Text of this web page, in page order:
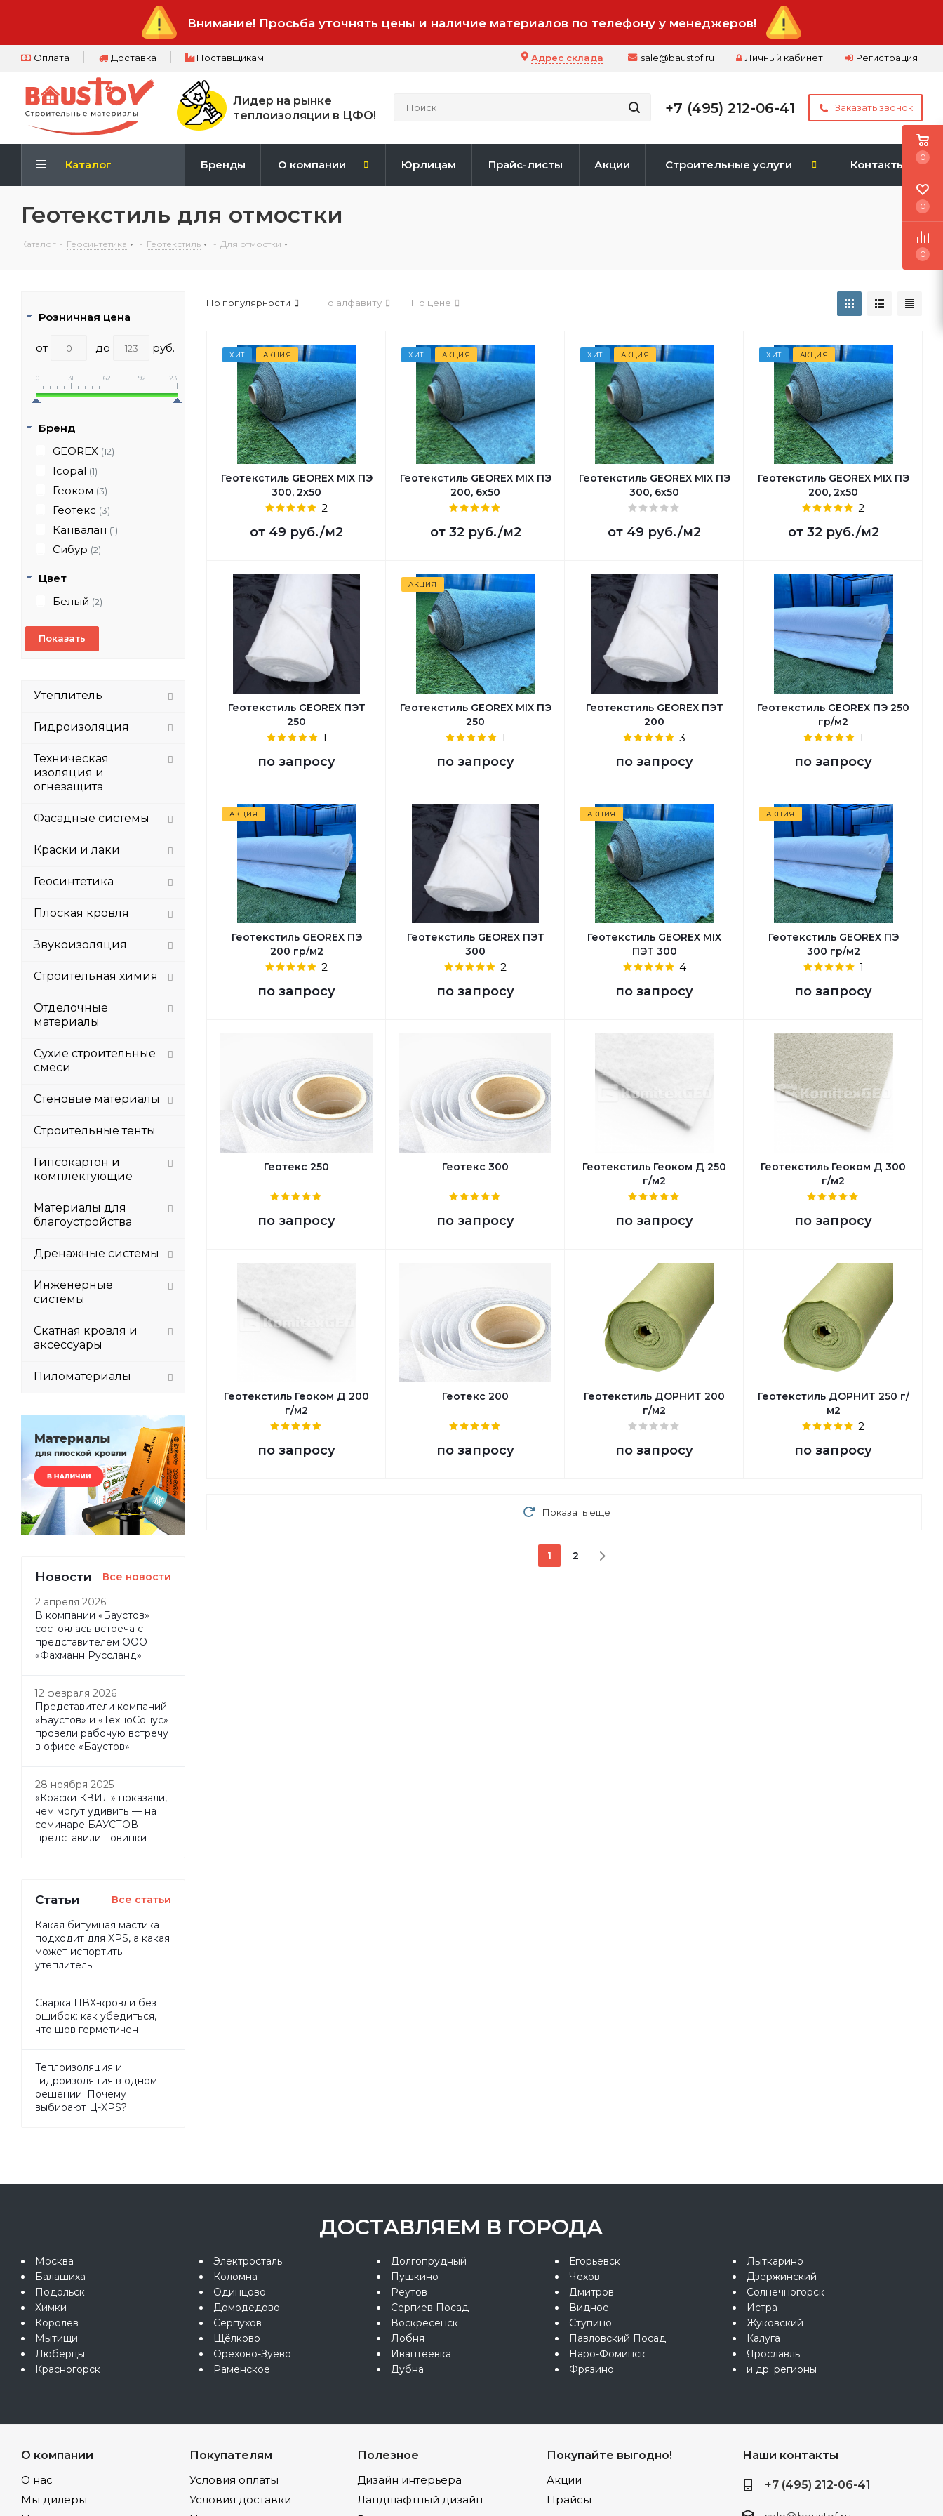
Внимание! Просьба уточнять цены и наличие материалов по телефону у менеджеров!
Оплата Доставка Поставщикам Регистрация
Личный кабинет
sale@baustof.ru
Адрес склада
Лидер на рынке
теплоизоляции в ЦФО!
+7 (495) 212-06-41 Заказать звонок
Каталог Бренды О компании Юрлицам Прайс-листы Акции Строительные услуги Контакты
Геотекстиль для отмостки
Каталог - Геосинтетика - Геотекстиль - Для отмостки
По популярности По алфавиту По цене
ХИТ АКЦИЯ
Геотекстиль GEOREX MIX ПЭ
300, 2х50
2
от 49 руб./м2
ХИТ АКЦИЯ
Геотекстиль GEOREX MIX ПЭ
200, 6х50
от 32 руб./м2
ХИТ АКЦИЯ
Геотекстиль GEOREX MIX ПЭ
300, 6х50
от 49 руб./м2
ХИТ АКЦИЯ
Геотекстиль GEOREX MIX ПЭ
200, 2х50
2
от 32 руб./м2
Геотекстиль GEОREX ПЭТ
250
1
по запросу
АКЦИЯ
Геотекстиль GEOREX MIX ПЭ
250
1
по запросу
Геотекстиль GEОREX ПЭТ
200
3
по запросу
Геотекстиль GEOREX ПЭ 250
гр/м2
1
по запросу
АКЦИЯ
Геотекстиль GEOREX ПЭ
200 гр/м2
2
по запросу
Геотекстиль GEОREX ПЭТ
300
2
по запросу
АКЦИЯ
Геотекстиль GEОREX MIX
ПЭТ 300
4
по запросу
АКЦИЯ
Геотекстиль GEOREX ПЭ
300 гр/м2
1
по запросу
Геотекс 250
по запросу
Геотекс 300
по запросу
Геотекстиль Геоком Д 250
г/м2
по запросу
Геотекстиль Геоком Д 300
г/м2
по запросу
Геотекстиль Геоком Д 200
г/м2
по запросу
Геотекс 200
по запросу
Геотекстиль ДОРНИТ 200
г/м2
по запросу
Геотекстиль ДОРНИТ 250 г/
м2
2
по запросу
Показать еще
1 2
Розничная цена
от до руб.
0 31 62 92 123
Бренд
GEOREX (12)
Icopal (1)
Геоком (3)
Геотекс (3)
Канвалан (1)
Сибур (2)
Цвет
Белый (2)
Утеплитель
Гидроизоляция
Техническая
изоляция и
огнезащита
Фасадные системы
Краски и лаки
Геосинтетика
Плоская кровля
Звукоизоляция
Строительная химия
Отделочные
материалы
Сухие строительные
смеси
Стеновые материалы
Строительные тенты
Гипсокартон и
комплектующие
Материалы для
благоустройства
Дренажные системы
Инженерные
системы
Скатная кровля и
аксессуары
Пиломатериалы
Новости Все новости
2 апреля 2026
В компании «Баустов»
состоялась встреча с
представителем ООО
«Фахманн Руссланд»
12 февраля 2026
Представители компаний
«Баустов» и «ТехноСонус»
провели рабочую встречу
в офисе «Баустов»
28 ноября 2025
«Краски КВИЛ» показали,
чем могут удивить — на
семинаре БАУСТОВ
представили новинки
Статьи Все статьи
Какая битумная мастика
подходит для XPS, а какая
может испортить
утеплитель
Сварка ПВХ-кровли без
ошибок: как убедиться,
что шов герметичен
Теплоизоляция и
гидроизоляция в одном
решении: Почему
выбирают Ц-XPS?
ДОСТАВЛЯЕМ В ГОРОДА
Москва
Балашиха
Подольск
Химки
Королёв
Мытищи
Люберцы
Красногорск
Электросталь
Коломна
Одинцово
Домодедово
Серпухов
Щёлково
Орехово-Зуево
Раменское
Долгопрудный
Пушкино
Реутов
Сергиев Посад
Воскресенск
Лобня
Ивантеевка
Дубна
Егорьевск
Чехов
Дмитров
Видное
Ступино
Павловский Посад
Наро-Фоминск
Фрязино
Лыткарино
Дзержинский
Солнечногорск
Истра
Жуковский
Калуга
Ярославль
и др. регионы
О компании
О нас
Мы дилеры
Покупателям
Условия оплаты
Условия доставки
Полезное
Дизайн интерьера
Ландшафтный дизайн
Покупайте выгодно!
Акции
Прайсы
Наши контакты
+7 (495) 212-06-41
0
0
0